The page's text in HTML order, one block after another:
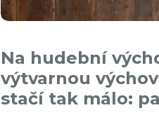
Na hudební
výtvarnou
stačí tak málo: